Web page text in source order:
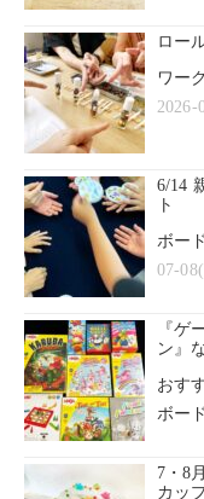
ロー
ワー
2026-
6/14
ト
ボー
07-
『ゲ
ン』
おす
ボー
7・8
カッ